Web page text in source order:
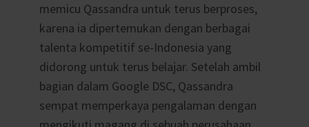
memicu Qassandra untuk terus berproses,
karena ia dipertemukan dengan berbagai
talenta kompetitif se-Indonesia yang
didorong untuk terus belajar. Setelah ambil
bagian dalam Google DSC, Qassandra
sempat memperkaya pengalaman dengan